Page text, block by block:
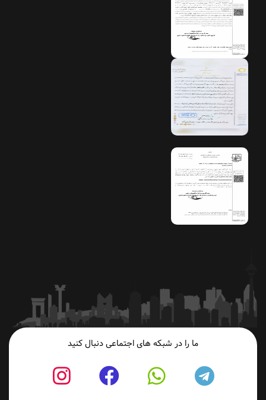
ما را در شبکه های اجتماعی دنبال کنید
fab
fab
fab
fab